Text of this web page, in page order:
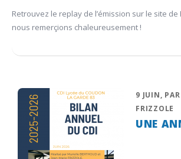
Retrouvez le replay de l’émission sur le site de
nous remerçions chaleureusement !
9 JUIN,
FRIZZOLE
UNE